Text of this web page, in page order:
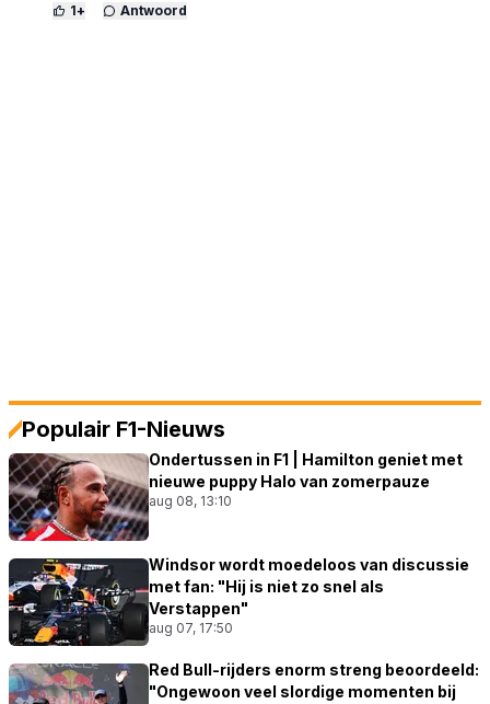
1+ Antwoord
Populair F1-Nieuws
Ondertussen in F1 | Hamilton geniet met
nieuwe puppy Halo van zomerpauze
aug 08, 13:10
Windsor wordt moedeloos van discussie
met fan: "Hij is niet zo snel als
Verstappen"
aug 07, 17:50
Red Bull-rijders enorm streng beoordeeld:
"Ongewoon veel slordige momenten bij